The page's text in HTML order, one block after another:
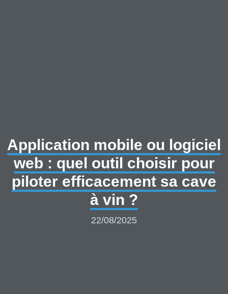
Application mobile ou logiciel
web : quel outil choisir pour
piloter efficacement sa cave
à vin ?
22/08/2025